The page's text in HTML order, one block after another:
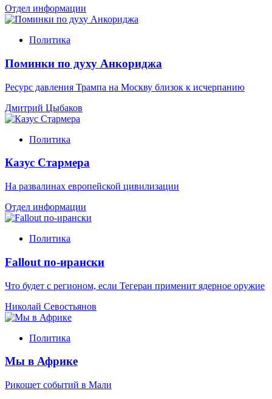
Отдел информации
Политика
Поминки по духу Анкориджа
Ресурс давления Трампа на Москву близок к исчерпанию
Дмитрий Цыбаков
Политика
Казус Стармера
На развалинах европейской цивилизации
Отдел информации
Политика
Fallout по-ирански
Что будет с регионом, если Тегеран применит ядерное оружие
Николай Севостьянов
Политика
Мы в Африке
Рикошет событий в Мали